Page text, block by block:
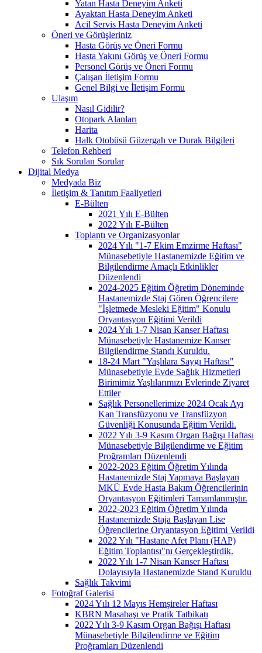
Yatan Hasta Deneyim Anketi
Ayaktan Hasta Deneyim Anketi
Acil Servis Hasta Deneyim Anketi
Öneri ve Görüşleriniz
Hasta Görüş ve Öneri Formu
Hasta Yakını Görüş ve Öneri Formu
Personel Görüş ve Öneri Formu
Çalışan İletişim Formu
Genel Bilgi ve İletişim Formu
Ulaşım
Nasıl Gidilir?
Otopark Alanları
Harita
Halk Otobüsü Güzergah ve Durak Bilgileri
Telefon Rehberi
Sık Sorulan Sorular
Dijital Medya
Medyada Biz
İletişim & Tanıtım Faaliyetleri
E-Bülten
2021 Yılı E-Bülten
2022 Yılı E-Bülten
Toplantı ve Organizasyonlar
2024 Yılı "1-7 Ekim Emzirme Haftası"
Münasebetiyle Hastanemizde Eğitim ve
Bilgilendirme Amaçlı Etkinlikler
Düzenlendi
2024-2025 Eğitim Öğretim Döneminde
Hastanemizde Staj Gören Öğrencilere
"İşletmede Mesleki Eğitim" Konulu
Oryantasyon Eğitimi Verildi
2024 Yılı 1-7 Nisan Kanser Haftası
Münasebetiyle Hastanemize Kanser
Bilgilendirme Standı Kuruldu.
18-24 Mart "Yaşlılara Saygı Haftası"
Münasebetiyle Evde Sağlık Hizmetleri
Birimimiz Yaşlılarımızı Evlerinde Ziyaret
Ettiler
Sağlık Personellerimize 2024 Ocak Ayı
Kan Transfüzyonu ve Transfüzyon
Güvenliği Konusunda Eğitim Verildi.
2022 Yılı 3-9 Kasım Organ Bağışı Haftası
Münasebetiyle Bilgilendirme ve Eğitim
Proğramları Düzenlendi
2022-2023 Eğitim Öğretim Yılında
Hastanemizde Staj Yapmaya Başlayan
MKÜ Evde Hasta Bakım Öğrencilerinin
Oryantasyon Eğitimleri Tamamlanmıştır.
2022-2023 Eğitim Öğretim Yılında
Hastanemizde Staja Başlayan Lise
Öğrencilerine Oryantasyon Eğitimi Verildi
2022 Yılı "Hastane Afet Planı (HAP)
Eğitim Toplantısı"nı Gerçekleştirdik.
2022 Yılı 1-7 Nisan Kanser Haftası
Dolayısıyla Hastanemizde Stand Kuruldu
Sağlık Takvimi
Fotoğraf Galerisi
2024 Yılı 12 Mayıs Hemşireler Haftası
KBRN Masabaşı ve Pratik Tatbikatı
2022 Yılı 3-9 Kasım Organ Bağışı Haftası
Münasebetiyle Bilgilendirme ve Eğitim
Proğramları Düzenlendi